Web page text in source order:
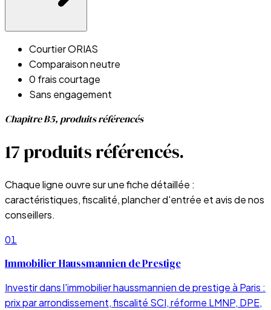
Courtier ORIAS
Comparaison neutre
0 frais courtage
Sans engagement
Chapitre B5, produits référencés
17 produits référencés.
Chaque ligne ouvre sur une fiche détaillée :
caractéristiques, fiscalité, plancher d'entrée et avis de nos
conseillers.
01
Immobilier Haussmannien de Prestige
Investir dans l'immobilier haussmannien de prestige à Paris :
prix par arrondissement, fiscalité SCI, réforme LMNP, DPE,